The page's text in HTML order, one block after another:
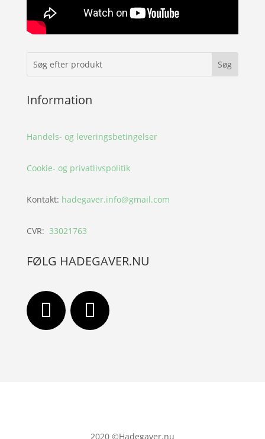
Information
Handels- og leveringsbetingelser
Cookie- og privatlivspolitik
Kontakt: hadegaver.info@gmail.com
CVR: 33021763
FØLG HADEGAVER.NU
2020 ©Hadegaver.nu